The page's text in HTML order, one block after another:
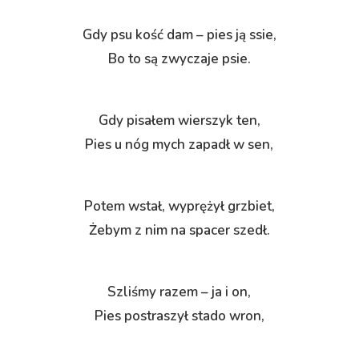
Gdy psu kość dam – pies ją ssie,
Bo to są zwyczaje psie.
Gdy pisałem wierszyk ten,
Pies u nóg mych zapadł w sen,
Potem wstał, wyprężył grzbiet,
Żebym z nim na spacer szedł.
Szliśmy razem – ja i on,
Pies postraszył stado wron,